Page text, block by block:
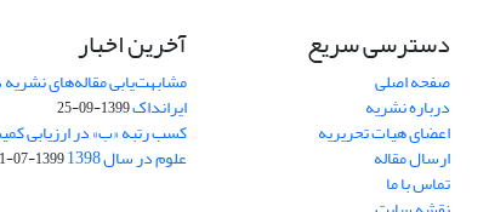
دسترسی سریع
صفحه اصلی
درباره نشریه
اعضای هیات تحریریه
ارسال مقاله
تماس با ما
آخرین اخبار
مشابهت‌یابی مقاله‌های
ایرانداک1399-09-25
کسب رتبه «ب» در ارزیابی
علوم در سال 1398 1399-07-01